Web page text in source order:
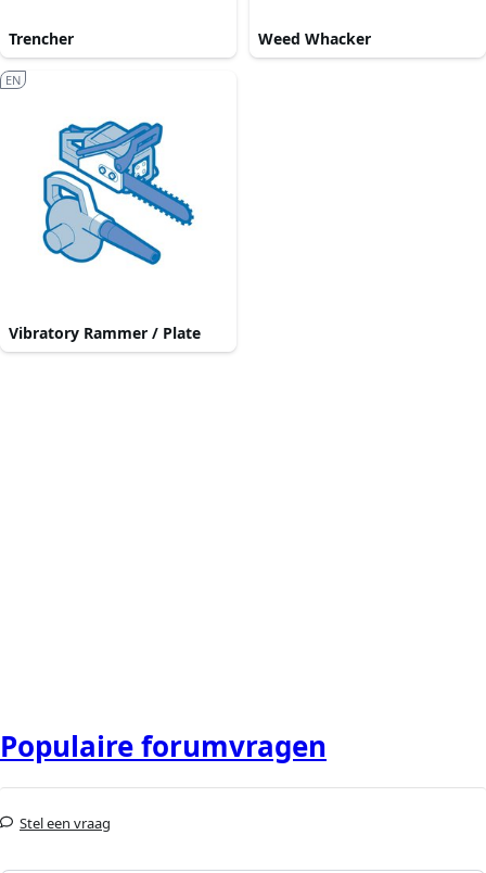
Trencher Weed Whacker
Vibratory Rammer / Plate
EN
Populaire forumvragen
Stel een vraag